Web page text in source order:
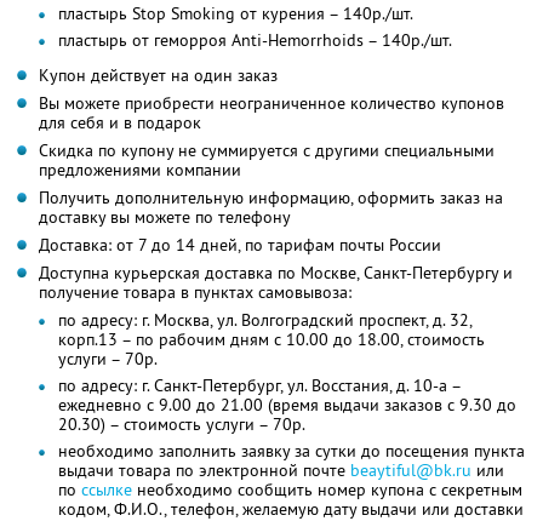
пластырь Stop Smoking от курения – 140р./шт.
пластырь от геморроя Anti-Hemorrhoids – 140р./шт.
Купон действует на один заказ
Вы можете приобрести неограниченное количество купонов
для себя и в подарок
Скидка по купону не суммируется с другими специальными
предложениями компании
Получить дополнительную информацию, оформить заказ на
доставку вы можете по телефону
Доставка: от 7 до 14 дней, по тарифам почты России
Доступна курьерская доставка по Москве, Санкт-Петербургу и
получение товара в пунктах самовывоза:
по адресу: г. Москва, ул. Волгоградский проспект, д. 32,
корп.13 – по рабочим дням с 10.00 до 18.00, стоимость
услуги – 70р.
по адресу: г. Санкт-Петербург, ул. Восстания, д. 10-а –
ежедневно с 9.00 до 21.00 (время выдачи заказов с 9.30 до
20.30) – стоимость услуги – 70р.
необходимо заполнить заявку за сутки до посещения пункта
выдачи товара по электронной почте beaytiful@bk.ru или
по ссылке необходимо сообщить номер купона с секретным
кодом, Ф.И.О., телефон, желаемую дату выдачи или доставки